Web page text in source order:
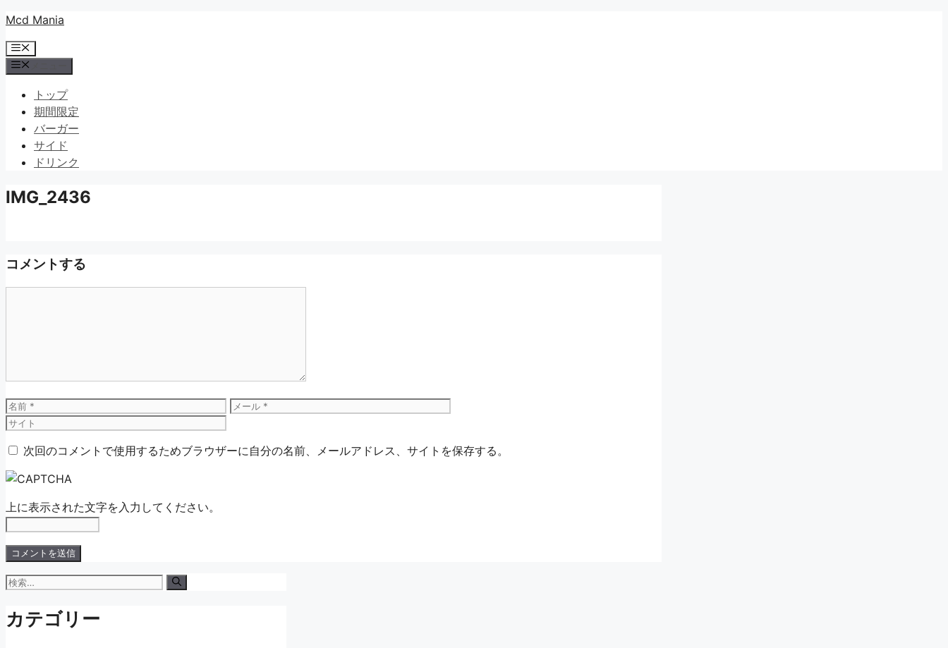
コ
テ
ン
Mcd Mania
メ
ニ
ュ
トップ
期間限定
バーガー
サイド
ドリンク
IMG_2436
コメントする
名
前
メ
次回のコメントで使用するためブラウザーに自分の名前、メールアドレス、サイトを保存する。
上に表示された文字を入力してください。
検
カテゴリー